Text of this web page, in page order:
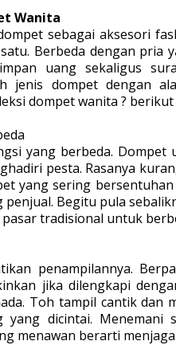
Wanita
sebagai aksesori
Berbeda dengan pria
uang sekaligus
jenis dompet dengan
dompet wanita ? berikut
yang berbeda. Dompet
pesta. Rasanya
yang sering bersentuhan
Begitu pula
pasar tradisional untuk
penampilannya.
jika dilengkapi
Toh tampil cantik dan
yang dicintai. Menemani
menawan berarti